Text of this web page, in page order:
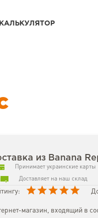
из Banana
Принимает украинские карты
Доставляет на наш склад
магазин, входящий в
КАЛЬКУЛЯТОР